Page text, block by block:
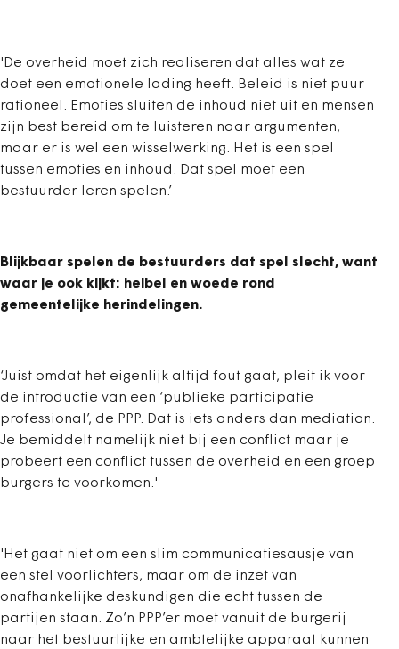
'De overheid moet zich realiseren dat alles wat ze
doet een emotionele lading heeft. Beleid is niet puur
rationeel. Emoties sluiten de inhoud niet uit en mensen
zijn best bereid om te luisteren naar argumenten,
maar er is wel een wisselwerking. Het is een spel
tussen emoties en inhoud. Dat spel moet een
bestuurder leren spelen.’
Blijkbaar spelen de bestuurders dat spel slecht, want
waar je ook kijkt: heibel en woede rond
gemeentelijke herindelingen.
‘Juist omdat het eigenlijk altijd fout gaat, pleit ik voor
de introductie van een ‘publieke participatie
professional’, de PPP. Dat is iets anders dan mediation.
Je bemiddelt namelijk niet bij een conflict maar je
probeert een conflict tussen de overheid en een groep
burgers te voorkomen.'
'Het gaat niet om een slim communicatiesausje van
een stel voorlichters, maar om de inzet van
onafhankelijke deskundigen die echt tussen de
partijen staan. Zo’n PPP’er moet vanuit de burgerij
naar het bestuurlijke en ambtelijke apparaat kunnen